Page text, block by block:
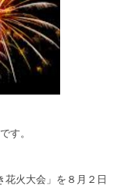
す。
花火大会」を８月２日